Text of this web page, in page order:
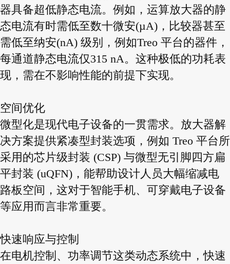
器具备超低静态电流。例如，运算放大器的静
态电流有时需低至数十微安(µA)，比较器甚至
需低至纳安(nA) 级别，例如Treo 平台的器件，
每通道静态电流仅315 nA。这种极低的功耗表
现，需在不影响性能的前提下实现。
空间优化
微型化是现代电子设备的一贯需求。放大器解
决方案提供紧凑型封装选项，例如 Treo 平台所
采用的芯片级封装 (CSP) 与微型无引脚四方扁
平封装 (uQFN)，能帮助设计人员大幅缩减电
路板空间，这对于智能手机、可穿戴电子设备
等应用而言非常重要。
快速响应与控制
在电机控制、功率调节这类动态系统中，快速